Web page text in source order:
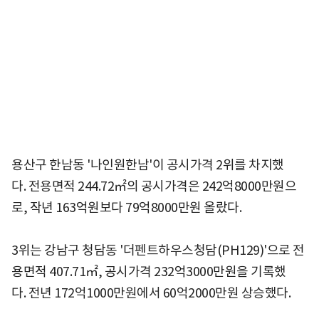
용산구 한남동 '나인원한남'이 공시가격 2위를 차지했
다. 전용면적 244.72㎡의 공시가격은 242억8000만원으
로, 작년 163억원보다 79억8000만원 올랐다.
3위는 강남구 청담동 '더펜트하우스청담(PH129)'으로 전
용면적 407.71㎡, 공시가격 232억3000만원을 기록했
다. 전년 172억1000만원에서 60억2000만원 상승했다.